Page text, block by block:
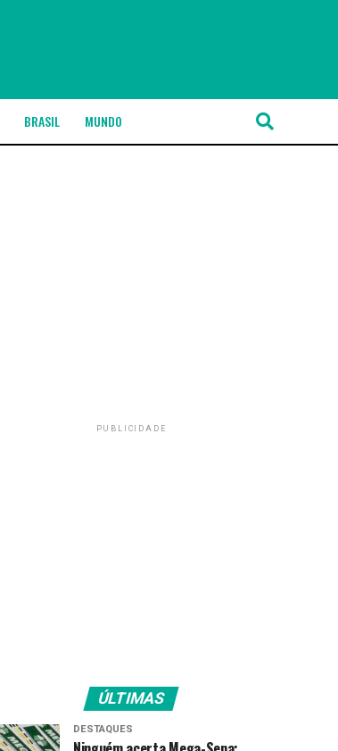
BRASIL MUNDO
PUBLICIDADE
ÚLTIMAS
DESTAQUES